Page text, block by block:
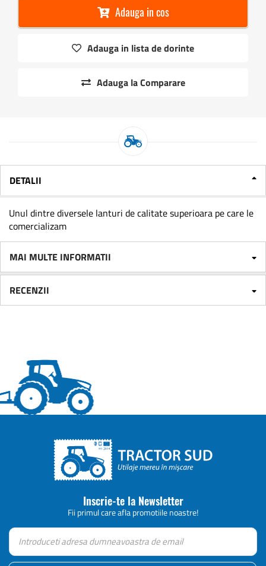
Adauga in cos
Adauga in lista de dorinte
Adauga la Comparare
DETALII
Unul dintre diversele lanturi de calitate superioara pe care le
comercializam
MAI MULTE INFORMATII
RECENZII
Inscrie-te la Newsletter
Fii primul care afla promotiile noastre!